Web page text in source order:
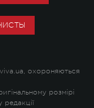
охороняються
розмірі